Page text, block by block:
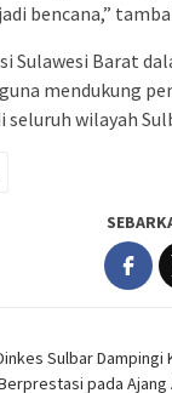
bencana,”
Sulawesi Barat
mendukung
wilayah
Sulbar Dampingi
pada